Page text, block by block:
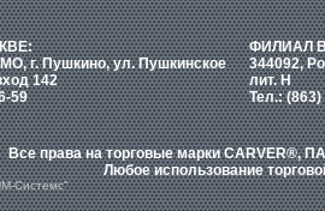
г. Пушкино, ул. Пушкинское
142
59
ФИЛИАЛ
344092,
лит. Н
Тел.:
Все права на торговые марки CARVER®,
Любое использование
Системс"